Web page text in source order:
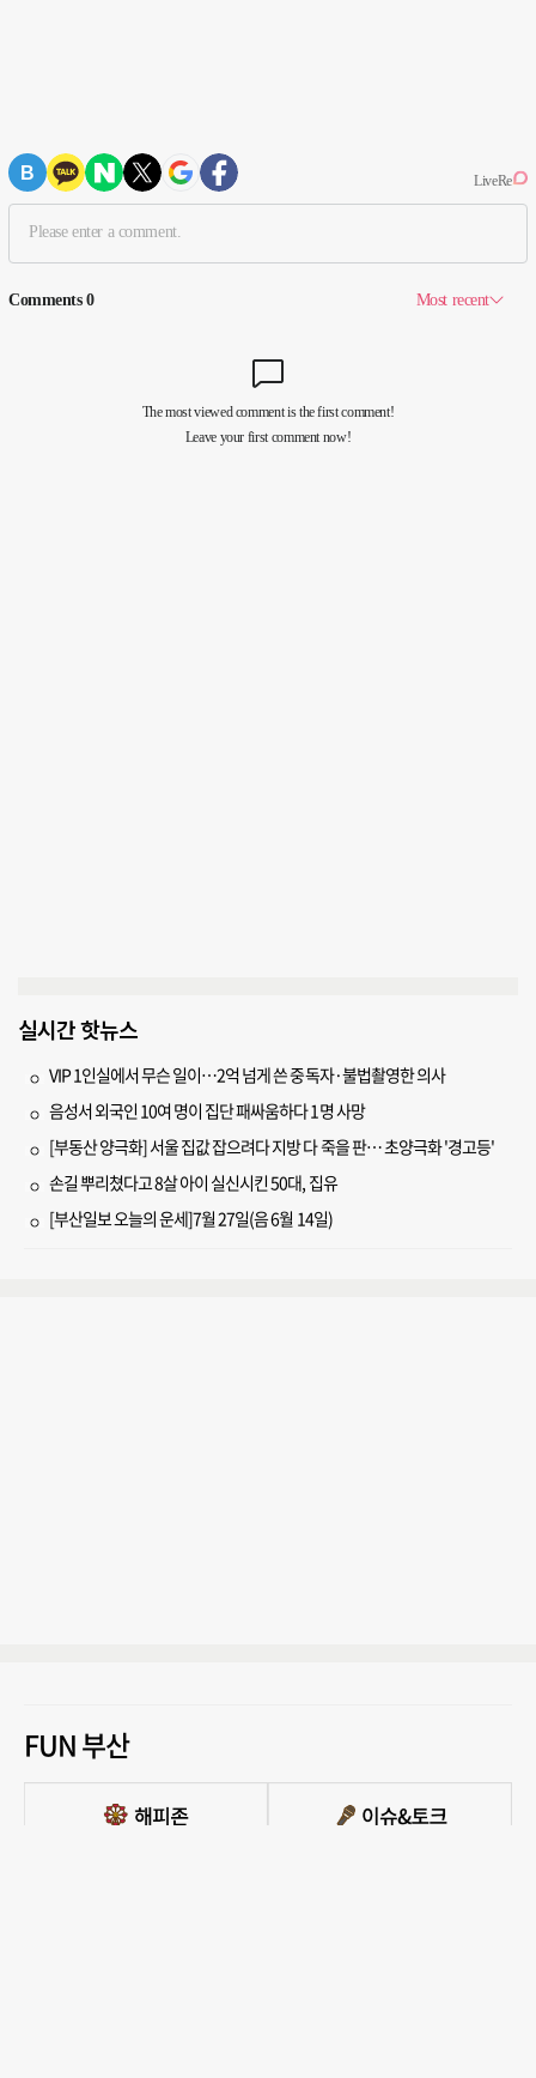
실시간 핫뉴스
VIP 1인실에서 무슨 일이…2억 넘게 쓴 중독자·불법촬영한 의사
음성서 외국인 10여 명이 집단 패싸움하다 1명 사망
[부동산 양극화] 서울 집값 잡으려다 지방 다 죽을 판… 초양극화 '경고등'
손길 뿌리쳤다고 8살 아이 실신시킨 50대, 집유
[부산일보 오늘의 운세]7월 27일(음 6월 14일)
FUN 부산